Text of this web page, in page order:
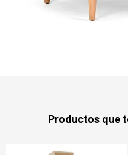
Productos que